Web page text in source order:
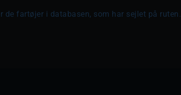
de fartøjer i databasen, som har sejlet på ruten.